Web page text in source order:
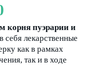
корня пуэрарии и
себя лекарственные
как в рамках
так и в ходе